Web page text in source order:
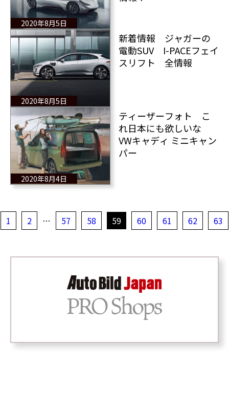
2020年8月5日
2020年8月5日
新着情報 ジャガーの
電動SUV I-PACEフェイ
スリフト 全情報
2020年8月4日
ティーザーフォト こ
れ日本にも欲しいな
VWキャディ ミニキャン
パー
1 2 … 57 58 59 60 61 62 63